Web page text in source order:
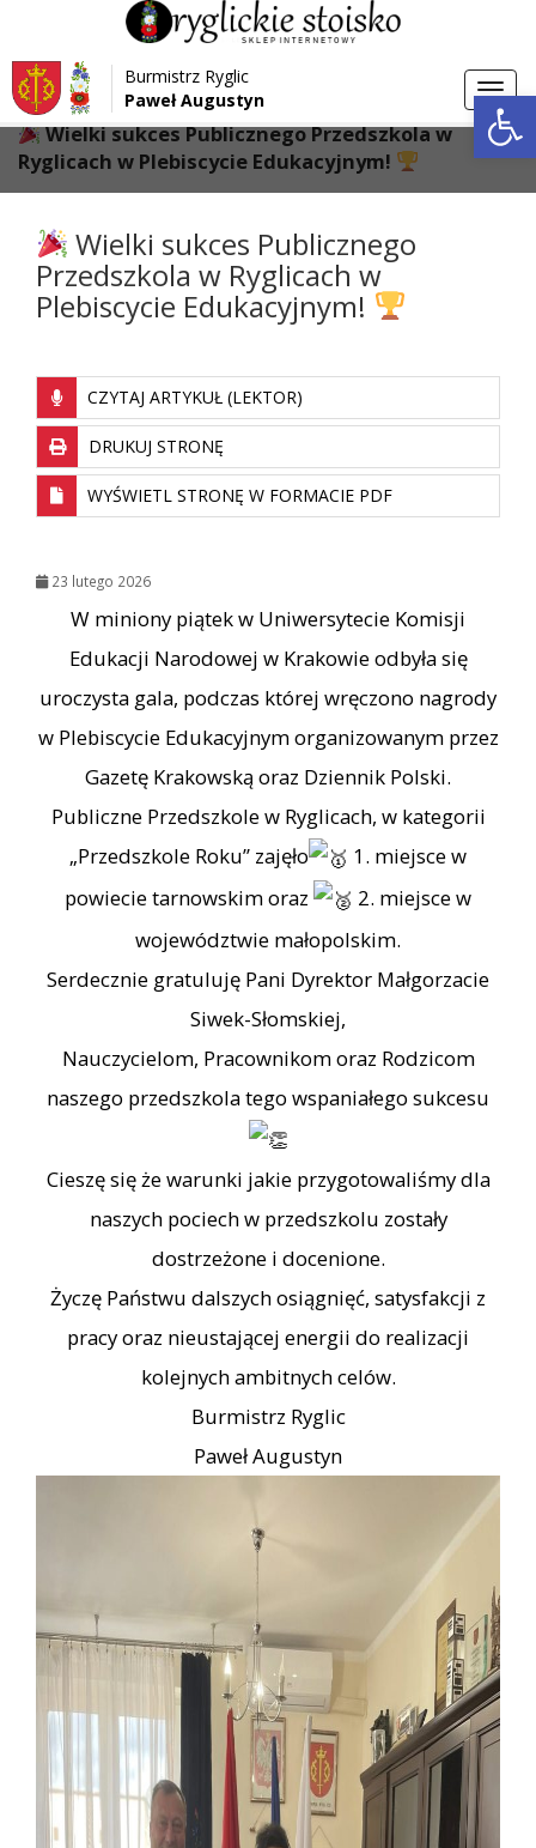
Przejdź do menu
Przejdź do głównej treści strony
Przejdź do stopki strony
Burmistrz Ryglic
Paweł Augustyn
Strona główna > Aktualności
Wielki sukces Publicznego Przedszkola w
Ryglicach w Plebiscycie Edukacyjnym!
Wielki sukces Publicznego
Przedszkola w Ryglicach w
Plebiscycie Edukacyjnym!
CZYTAJ ARTYKUŁ (LEKTOR)
DRUKUJ STRONĘ
WYŚWIETL STRONĘ W FORMACIE PDF
23 lutego 2026
W miniony piątek w Uniwersytecie Komisji
Edukacji Narodowej w Krakowie odbyła się
uroczysta gala, podczas której wręczono nagrody
w Plebiscycie Edukacyjnym organizowanym przez
Gazetę Krakowską oraz Dziennik Polski.
Publiczne Przedszkole w Ryglicach, w kategorii
„Przedszkole Roku” zajęło
1. miejsce w
powiecie tarnowskim oraz
2. miejsce w
województwie małopolskim.
Serdecznie gratuluję Pani Dyrektor Małgorzacie
Siwek-Słomskiej,
Nauczycielom, Pracownikom oraz Rodzicom
naszego przedszkola tego wspaniałego sukcesu
Cieszę się że warunki jakie przygotowaliśmy dla
naszych pociech w przedszkolu zostały
dostrzeżone i docenione.
Życzę Państwu dalszych osiągnięć, satysfakcji z
pracy oraz nieustającej energii do realizacji
kolejnych ambitnych celów.
Burmistrz Ryglic
Paweł Augustyn